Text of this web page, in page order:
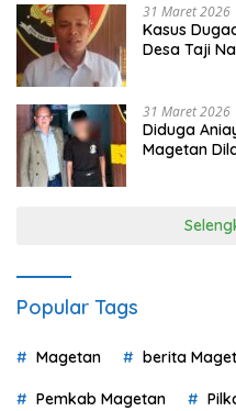
31 Maret 2026
Kasus
Desa Taji
31 Maret 2026
Diduga
Magetan
Popular Tags
Magetan berita
Pemkab Magetan